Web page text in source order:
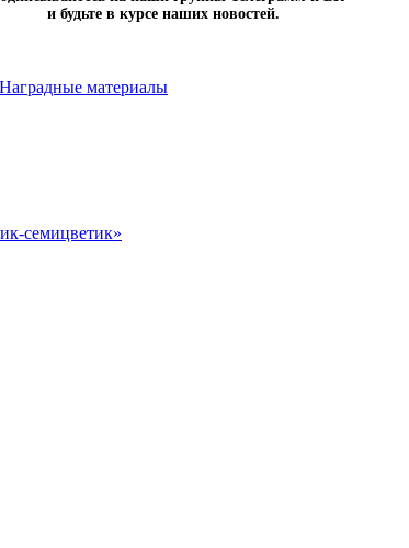
и будьте в курсе наших новостей.
Наградные материалы
семицветик»